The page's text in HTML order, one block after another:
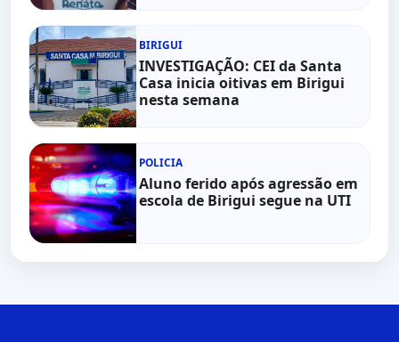
BIRIGUI
INVESTIGAÇÃO: CEI da Santa
Casa inicia oitivas em Birigui
nesta semana
POLICIA
Aluno ferido após agressão em
escola de Birigui segue na UTI